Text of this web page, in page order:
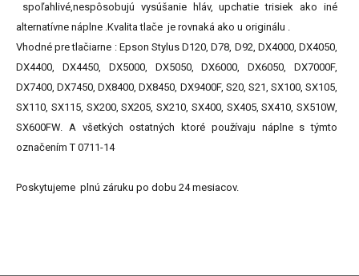
spoľahlivé,nespôsobujú vysúšanie hláv, upchatie trisiek ako iné
alternatívne náplne .Kvalita tlače je rovnaká ako u originálu .
Vhodné pre tlačiarne : Epson Stylus D120, D78, D92, DX4000, DX4050,
DX4400, DX4450, DX5000, DX5050, DX6000, DX6050, DX7000F,
DX7400, DX7450, DX8400, DX8450, DX9400F, S20, S21, SX100, SX105,
SX110, SX115, SX200, SX205, SX210, SX400, SX405, SX410, SX510W,
SX600FW. A všetkých ostatných ktoré používaju náplne s týmto
označením T 0711-14
Poskytujeme plnú záruku po dobu 24 mesiacov.